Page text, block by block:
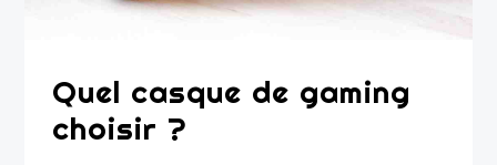
Quel casque de gaming
choisir ?